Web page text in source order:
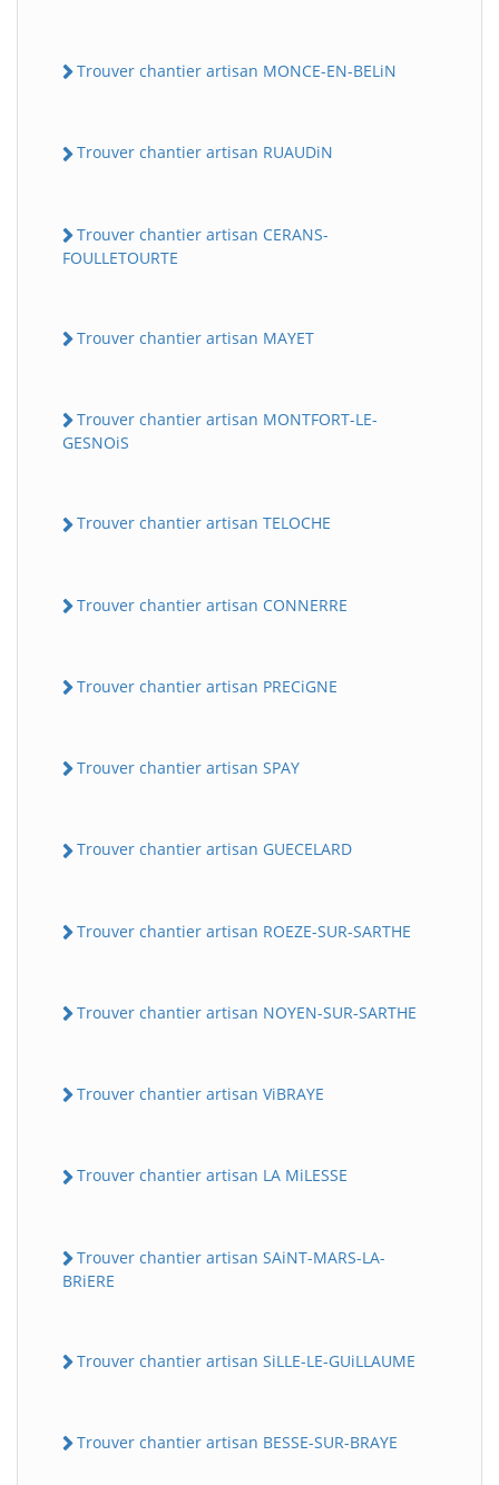
Trouver chantier artisan MONCE-EN-BELiN
Trouver chantier artisan RUAUDiN
Trouver chantier artisan CERANS-
FOULLETOURTE
Trouver chantier artisan MAYET
Trouver chantier artisan MONTFORT-LE-
GESNOiS
Trouver chantier artisan TELOCHE
Trouver chantier artisan CONNERRE
Trouver chantier artisan PRECiGNE
Trouver chantier artisan SPAY
Trouver chantier artisan GUECELARD
Trouver chantier artisan ROEZE-SUR-SARTHE
Trouver chantier artisan NOYEN-SUR-SARTHE
Trouver chantier artisan ViBRAYE
Trouver chantier artisan LA MiLESSE
Trouver chantier artisan SAiNT-MARS-LA-
BRiERE
Trouver chantier artisan SiLLE-LE-GUiLLAUME
Trouver chantier artisan BESSE-SUR-BRAYE